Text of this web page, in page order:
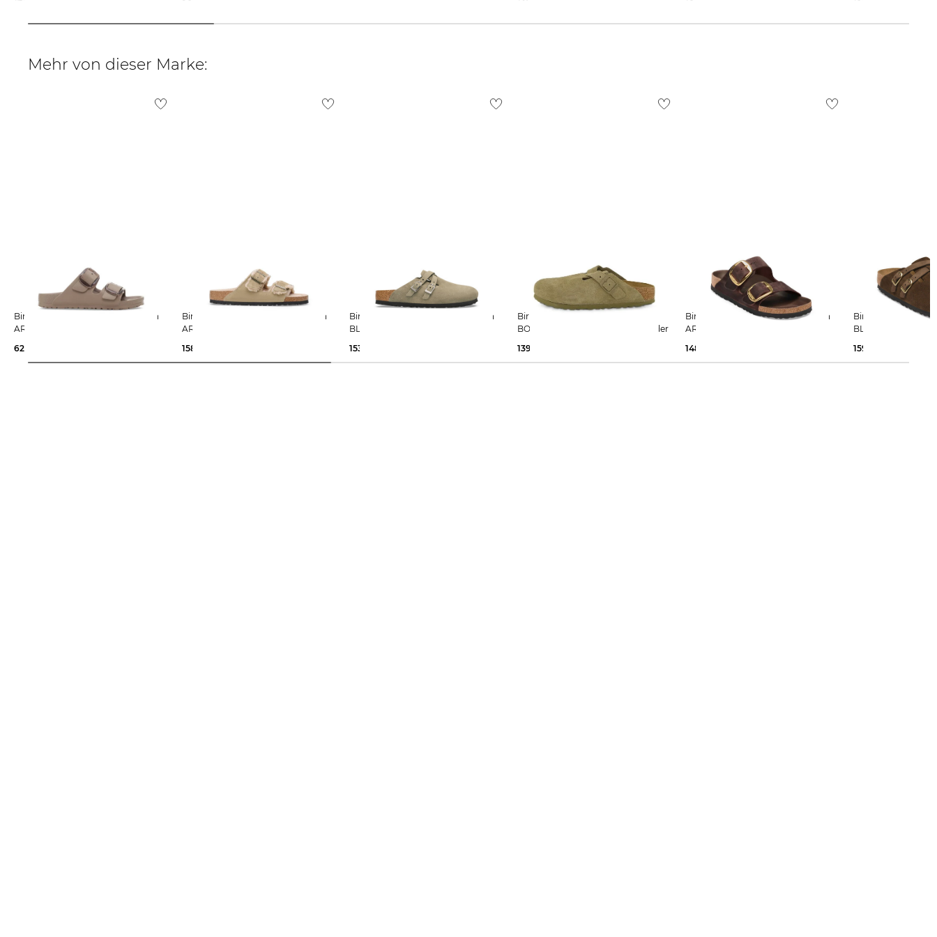
Mehr von dieser Marke:
Birkenstock | Damen Pantoletten
ARIZONA BIG BUCKLE
62,99 €
Birkenstock | Damen Pantoletten
ARIZONA LAMMFELL
158,35 €
Birkenstock | Damen Pantoletten
BLAIR
153,25 €
Birkenstock | Damen Clogs
BOSTON NARROW aus Veloursleder
139,95 €
Birkenstock | Damen Pantoletten
ARIZONA BIG BUCKLE
148,75 €
Birkenstock | Damen Pantoletten
BLAIR
159,95 €